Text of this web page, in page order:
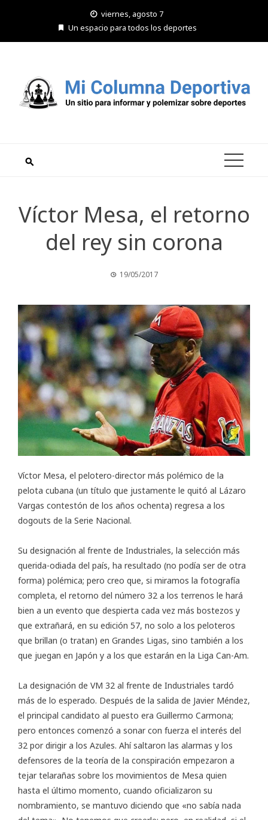
viernes, agosto 7
Un espacio para todos los deportes
Víctor Mesa, el retorno
del rey sin corona
19/05/2017
Víctor Mesa, el pelotero-director más polémico de la
pelota cubana (un título que justamente le quitó al Lázaro
Vargas contestón de los años ochenta) regresa a los
dogouts de la Serie Nacional.
Su designación al frente de Industriales, la selección más
querida-odiada del país, ha resultado (no podía ser de otra
forma) polémica; pero creo que, si miramos la fotografía
completa, el retorno del número 32 a los terrenos le hará
bien a un evento que despierta cada vez más bostezos y
que extrañará, en su edición 57, no solo a los peloteros
que brillan (o tratan) en Grandes Ligas, sino también a los
que juegan en Japón y a los que estarán en la Liga Can-Am.
La designación de VM 32 al frente de Industriales tardó
más de lo esperado. Después de la salida de Javier Méndez,
el principal candidato al puesto era Guillermo Carmona;
pero entonces comenzó a sonar con fuerza el interés del
32 por dirigir a los Azules. Ahí saltaron las alarmas y los
defensores de la teoría de la conspiración empezaron a
tejar telarañas sobre los movimientos de Mesa quien
hasta el último momento, cuando oficializaron su
nombramiento, se mantuvo diciendo que «no sabía nada